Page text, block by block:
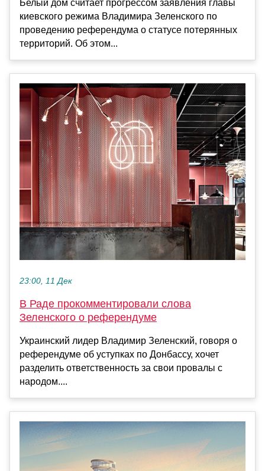
Белый дом считает прогрессом заявления главы
киевского режима Владимира Зеленского по
проведению референдума о статусе потерянных
территорий. Об этом...
23:00, 11 Дек
В Раде прокомментировали слова
Зеленского о референдуме
Украинский лидер Владимир Зеленский, говоря о
референдуме об уступках по Донбассу, хочет
разделить ответственность за свои провалы с
народом....